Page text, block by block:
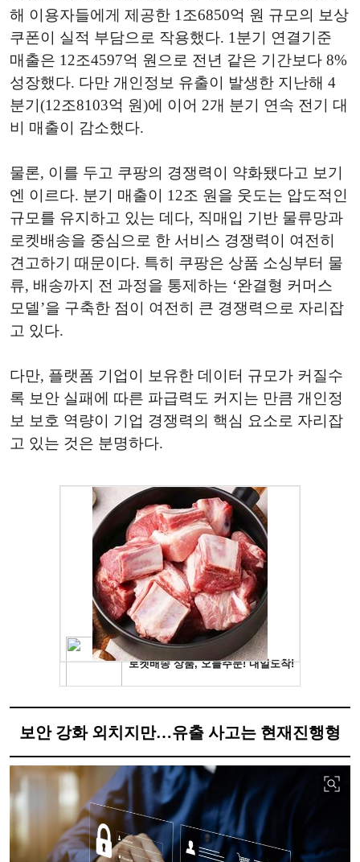
해 이용자들에게 제공한 1조6850억 원 규모의 보상
쿠폰이 실적 부담으로 작용했다. 1분기 연결기준
매출은 12조4597억 원으로 전년 같은 기간보다 8%
성장했다. 다만 개인정보 유출이 발생한 지난해 4
분기(12조8103억 원)에 이어 2개 분기 연속 전기 대
비 매출이 감소했다.
물론, 이를 두고 쿠팡의 경쟁력이 약화됐다고 보기
엔 이르다. 분기 매출이 12조 원을 웃도는 압도적인
규모를 유지하고 있는 데다, 직매입 기반 물류망과
로켓배송을 중심으로 한 서비스 경쟁력이 여전히
견고하기 때문이다. 특히 쿠팡은 상품 소싱부터 물
류, 배송까지 전 과정을 통제하는 ‘완결형 커머스
모델’을 구축한 점이 여전히 큰 경쟁력으로 자리잡
고 있다.
다만, 플랫폼 기업이 보유한 데이터 규모가 커질수
록 보안 실패에 따른 파급력도 커지는 만큼 개인정
보 보호 역량이 기업 경쟁력의 핵심 요소로 자리잡
고 있는 것은 분명하다.
보안 강화 외치지만…유출 사고는 현재진행형